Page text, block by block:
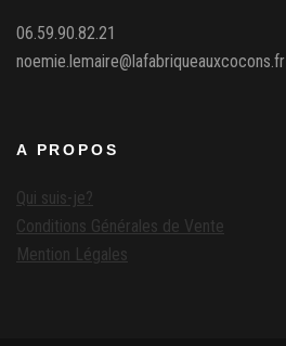
06.59.90.82.21
noemie.lemaire@lafabriqueauxcocons.fr
A PROPOS
Qui suis-je?
Conditions Générales de Vente
Mention Légales